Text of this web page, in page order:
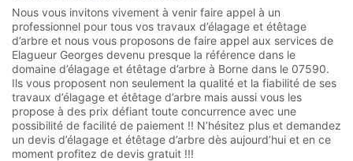
Nous vous invitons vivement à venir faire appel à un
professionnel pour tous vos travaux d’élagage et étêtage
d’arbre et nous vous proposons de faire appel aux services de
Elagueur Georges devenu presque la référence dans le
domaine d’élagage et étêtage d’arbre à Borne dans le 07590.
Ils vous proposent non seulement la qualité et la fiabilité de ses
travaux d’élagage et étêtage d’arbre mais aussi vous les
propose à des prix défiant toute concurrence avec une
possibilité de facilité de paiement !! N’hésitez plus et demandez
un devis d’élagage et étêtage d’arbre dès aujourd’hui et en ce
moment profitez de devis gratuit !!!